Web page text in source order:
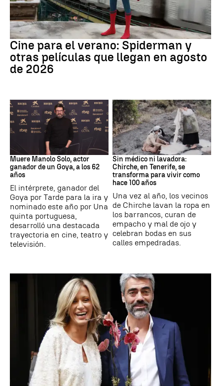
Cine
Cine para el verano: Spiderman y
otras películas que llegan en agosto
de 2026
Actor
Muere Manolo Solo, actor
ganador de un Goya, a los 62
años
El intérprete, ganador del
Goya por Tarde para la ira y
nominado este año por Una
quinta portuguesa,
desarrolló una destacada
trayectoria en cine, teatro y
televisión.
Canarias
Sin médico ni lavadora:
Chirche, en Tenerife, se
transforma para vivir como
hace 100 años
Una vez al año, los vecinos
de Chirche lavan la ropa en
los barrancos, curan de
empacho y mal de ojo y
celebran bodas en sus
calles empedradas.